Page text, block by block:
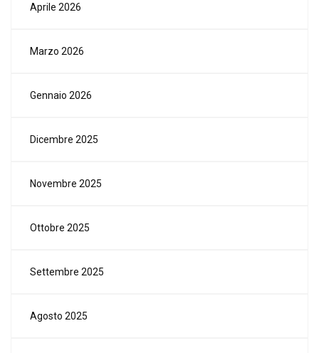
Aprile 2026
Marzo 2026
Gennaio 2026
Dicembre 2025
Novembre 2025
Ottobre 2025
Settembre 2025
Agosto 2025